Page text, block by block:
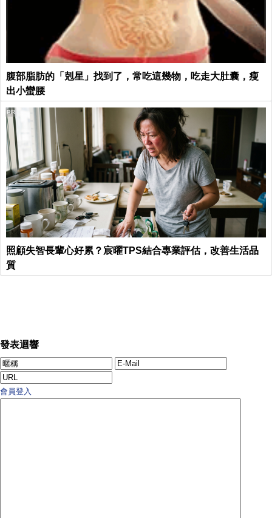
腹部脂肪的「剋星」找到了，常吃這幾物，吃走大肚囊，瘦
出小蠻腰
照顧失智長輩心好累？宸曜TPS結合專業評估，改善生活品
質
PR
發表迴響
會員登入